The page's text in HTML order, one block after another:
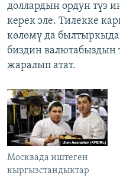
доллардын ордун түз
керек эле. Тилекке
көлөмү да
биздин валютабыздын
жаралып атат.
Москвада иштеген
кыргызстандыктар